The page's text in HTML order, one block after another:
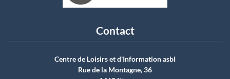
Contact
Centre de Loisirs et d'Information asbI
Rue de la Montagne, 36